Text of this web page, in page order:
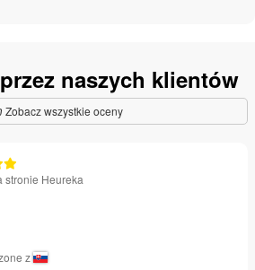
naszych klientów
Zobacz wszystkie oceny
stronie Heureka
z